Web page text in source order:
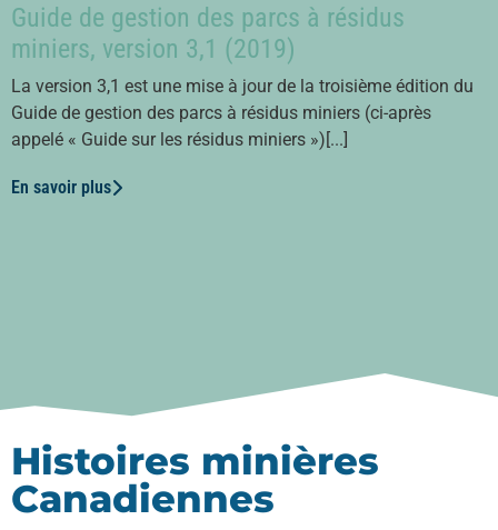
Guide de gestion des parcs à résidus
miniers, version 3,1 (2019)
La version 3,1 est une mise à jour de la troisième édition du
Guide de gestion des parcs à résidus miniers (ci-après
appelé « Guide sur les résidus miniers »)[...]
En savoir plus
Histoires minières
Canadiennes